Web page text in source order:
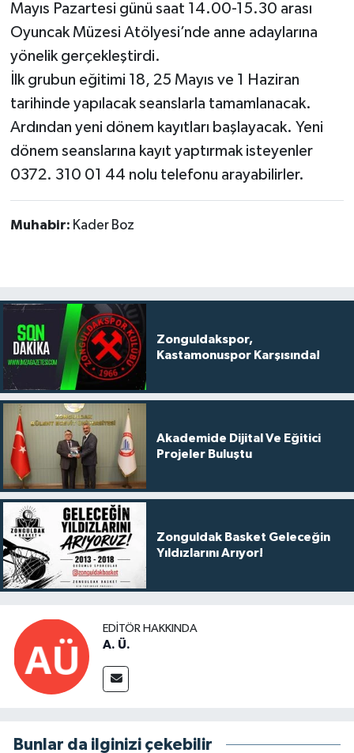
Mayıs Pazartesi günü saat 14.00-15.30 arası
Oyuncak Müzesi Atölyesi’nde anne adaylarına
yönelik gerçekleştirdi.
İlk grubun eğitimi 18, 25 Mayıs ve 1 Haziran
tarihinde yapılacak seanslarla tamamlanacak.
Ardından yeni dönem kayıtları başlayacak. Yeni
dönem seanslarına kayıt yaptırmak isteyenler
0372. 310 01 44 nolu telefonu arayabilirler.
Muhabir: Kader Boz
Zonguldakspor,
Kastamonuspor Karşısında!
Akademide Dijital Ve Eğitici
Projeler Buluştu
Zonguldak Basket Geleceğin
Yıldızlarını Arıyor!
EDITÖR HAKKINDA
A. Ü.
Bunlar da ilginizi çekebilir